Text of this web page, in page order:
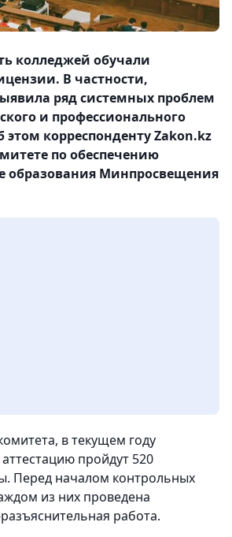
колледжей обучали
В частности,
ряд системных проблем
и профессионального
этом корреспонденту Zakon.kz
по обеспечению
образования Минпросвещения
в текущем году
пройдут 520
Перед началом контрольных
из них проведена
работа.